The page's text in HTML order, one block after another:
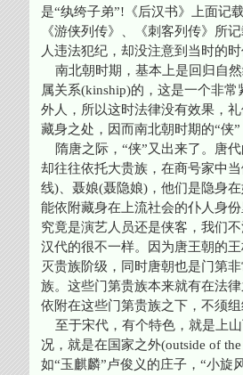
是“纨绔子弟”!《后汉书》上面记
《游侠列传》、《刺客列传》所
人违法犯纪，却没注意到当时的时
南北朝时期，基本上是回归自
属关系(kinship)的，这是一个非
外人，所以这时法律没有效果，
藏身之处，因而南北朝时期的“侠”
隋唐之际，“侠”又出来了。唐
却往往依托大贵族，在商号家中
线)、聂娘(聂隐娘)，他们是隐身
能依附藏身在上流社会的仆人身
究竟是演艺人员还是侠客，我们
汉代的很不一样。因为唐王朝的
灭贵族阶级，同时唐朝也是门第
族。这些门第贵族本来就有在法
依附在这些门第贵族之下，不须组
至于宋代，有个特色，就是上
况，就是在国家之外(outside of
如“玉麒麟”卢俊义的庄子，“小旋